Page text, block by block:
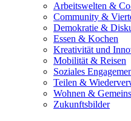
Arbeitswelten &
Community &
Demokratie &
Essen & Kochen
Kreativität und
Mobilität & Reisen
Soziales
Teilen &
Wohnen &
Zukunftsbilder